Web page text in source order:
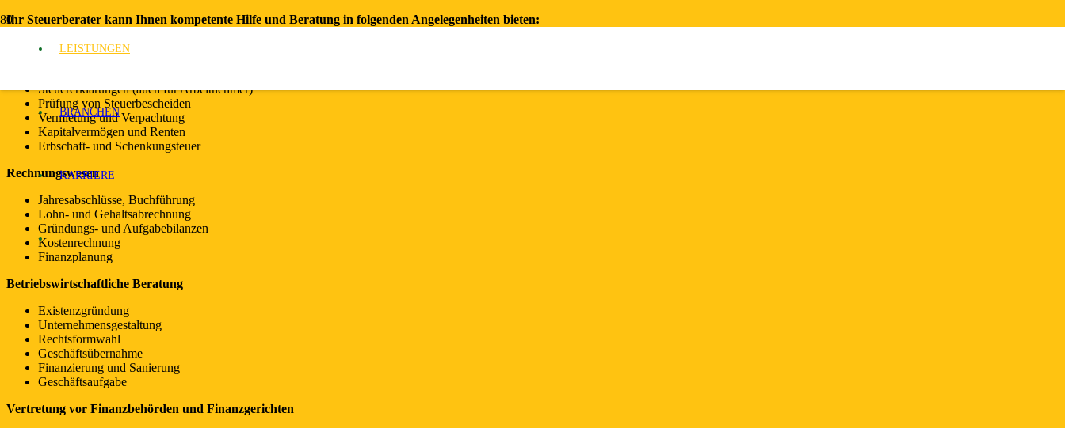
LEISTUNGEN
BRANCHEN
KARRIERE
Ihr Steuerberater kann Ihnen kompetente Hilfe und Beratung in folgenden Angelegenheiten bieten:
Steuerrechtliche Beratung
Steuererklärungen (auch für Arbeitnehmer)
Prüfung von Steuerbescheiden
Vermietung und Verpachtung
Kapitalvermögen und Renten
Erbschaft- und Schenkungsteuer
Rechnungswesen
Jahresabschlüsse, Buchführung
Lohn- und Gehaltsabrechnung
Gründungs- und Aufgabebilanzen
Kostenrechnung
Finanzplanung
Betriebswirtschaftliche Beratung
Existenzgründung
Unternehmensgestaltung
Rechtsformwahl
Geschäftsübernahme
Finanzierung und Sanierung
Geschäftsaufgabe
Vertretung vor Finanzbehörden und Finanzgerichten